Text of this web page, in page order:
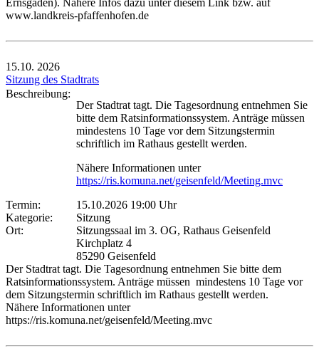
Ernsgaden). Nähere Infos dazu unter diesem Link bzw. auf
www.landkreis-pfaffenhofen.de
15.10. 2026
Sitzung des Stadtrats
Beschreibung:
Der Stadtrat tagt. Die Tagesordnung entnehmen Sie
bitte dem Ratsinformationssystem. Anträge müssen
mindestens 10 Tage vor dem Sitzungstermin
schriftlich im Rathaus gestellt werden.
Nähere Informationen unter
https://ris.komuna.net/geisenfeld/Meeting.mvc
Termin:
15.10.2026 19:00 Uhr
Kategorie:
Sitzung
Ort:
Sitzungssaal im 3. OG, Rathaus Geisenfeld
Kirchplatz 4
85290 Geisenfeld
Der Stadtrat tagt. Die Tagesordnung entnehmen Sie bitte dem
Ratsinformationssystem. Anträge müssen mindestens 10 Tage vor
dem Sitzungstermin schriftlich im Rathaus gestellt werden.
Nähere Informationen unter
https://ris.komuna.net/geisenfeld/Meeting.mvc